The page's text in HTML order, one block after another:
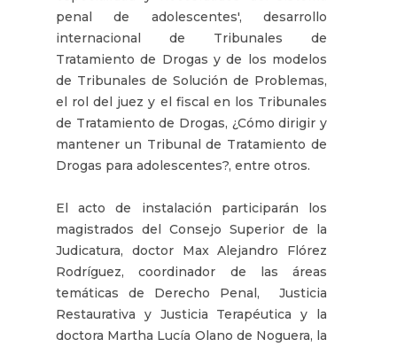
penal de adolescentes', desarrollo
internacional de Tribunales de
Tratamiento de Drogas y de los modelos
de Tribunales de Solución de Problemas,
el rol del juez y el fiscal en los Tribunales
de Tratamiento de Drogas, ¿Cómo dirigir y
mantener un Tribunal de Tratamiento de
Drogas para adolescentes?, entre otros.
El acto de instalación participarán los
magistrados del Consejo Superior de la
Judicatura, doctor Max Alejandro Flórez
Rodríguez, coordinador de las áreas
temáticas de Derecho Penal, Justicia
Restaurativa y Justicia Terapéutica y la
doctora Martha Lucía Olano de Noguera, la